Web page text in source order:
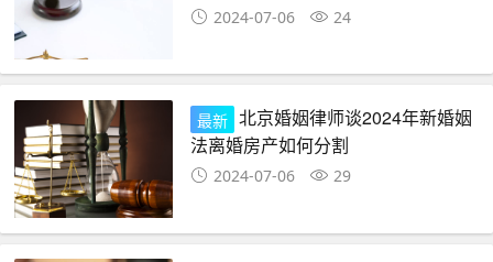
2024-07-06 24
最新 北京婚姻律师谈2024年新婚姻
法离婚房产如何分割
2024-07-06 29